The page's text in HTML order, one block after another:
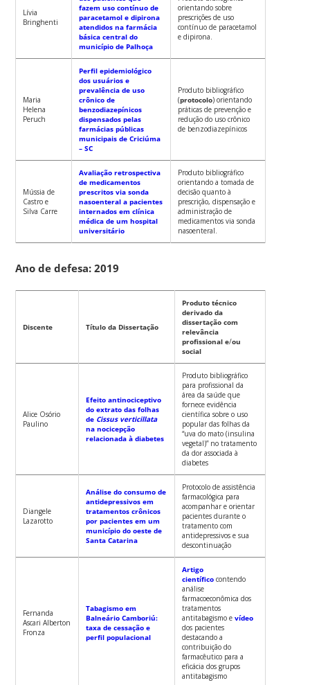
Lívia
Bringhenti
fazem uso contínuo de
paracetamol e dipirona
atendidos na farmácia
básica central do
município de Palhoça
orientando sobre
prescrições de uso
contínuo de paracetamol
e dipirona.
Maria
Helena
Peruch
Perfil epidemiológico
dos usuários e
prevalência de uso
crônico de
benzodiazepínicos
dispensados pelas
farmácias públicas
municipais de Criciúma
– SC
Produto bibliográfico
(protocolo) orientando
práticas de prevenção e
redução do uso crônico
de benzodiazepínicos
Mússia de
Castro e
Silva Carre
Avaliação retrospectiva
de medicamentos
prescritos via sonda
nasoenteral a pacientes
internados em clínica
médica de um hospital
universitário
Produto bibliográfico
orientando a tomada de
decisão quanto à
prescrição, dispensação e
administração de
medicamentos via sonda
nasoenteral.
Ano de defesa: 2019
Discente Título da Dissertação
Produto técnico
derivado da
dissertação com
relevância
profissional e/ou
social
Alice Osório
Paulino
Efeito antinociceptivo
do extrato das folhas
de Cissus verticillata
na nocicepção
relacionada à diabetes
Produto bibliográfico
para profissional da
área da saúde que
fornece evidência
científica sobre o uso
popular das folhas da
“uva do mato (insulina
vegetal)” no tratamento
da dor associada à
diabetes
Diangele
Lazarotto
Análise do consumo de
antidepressivos em
tratamentos crônicos
por pacientes em um
município do oeste de
Santa Catarina
Protocolo de assistência
farmacológica para
acompanhar e orientar
pacientes durante o
tratamento com
antidepressivos e sua
descontinuação
Fernanda
Ascari Alberton
Fronza
Tabagismo em
Balneário Camboriú:
taxa de cessação e
perfil populacional
Artigo
científico contendo
análise
farmacoeconômica dos
tratamentos
antitabagismo evídeo
dos pacientes
destacando a
contribuição do
farmacêutico para a
eficácia dos grupos
antitabagismo